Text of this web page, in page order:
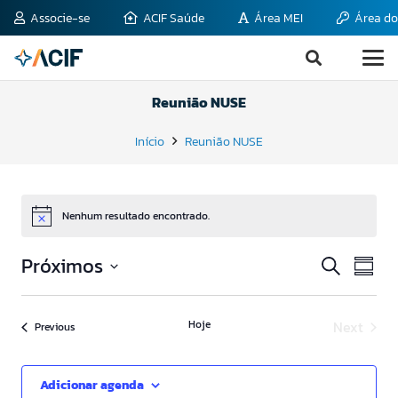
Associe-se ACIF Saúde Área MEI Área
Reunião NUSE
Início Reunião NUSE
Notice Nenhum resultado encontrado.
e
de
Procurar
do
Próximos
Select
Previous Hoje
Adicionar agenda